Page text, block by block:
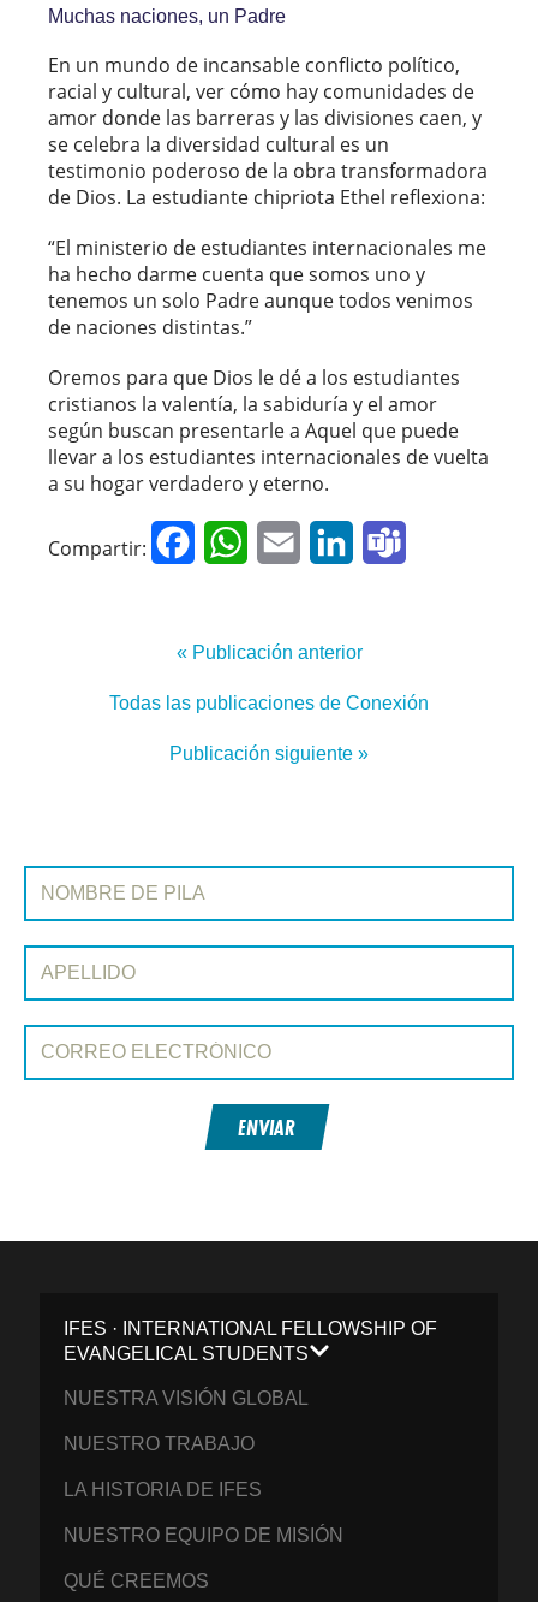
Muchas naciones, un Padre
En un mundo de incansable conflicto político,
racial y cultural, ver cómo hay comunidades de
amor donde las barreras y las divisiones caen, y
se celebra la diversidad cultural es un
testimonio poderoso de la obra transformadora
de Dios. La estudiante chipriota Ethel reflexiona:
“El ministerio de estudiantes internacionales me
ha hecho darme cuenta que somos uno y
tenemos un solo Padre aunque todos venimos
de naciones distintas.”
Oremos para que Dios le dé a los estudiantes
cristianos la valentía, la sabiduría y el amor
según buscan presentarle a Aquel que puede
llevar a los estudiantes internacionales de vuelta
a su hogar verdadero y eterno.
Compartir: FacebookWhatsApp
Email LinkedIn
« Publicación anterior
Todas las publicaciones de Conexión
Publicación siguiente »
REGÍSTRATE EN CONEXIÓN
Nombre de pila:
Apellido:
Correo electrónico:
ENVIAR
IFES · INTERNATIONAL FELLOWSHIP OF
EVANGELICAL STUDENTS
NUESTRA VISIÓN GLOBAL
NUESTRO TRABAJO
LA HISTORIA DE IFES
NUESTRO EQUIPO DE MISIÓN
QUÉ CREEMOS